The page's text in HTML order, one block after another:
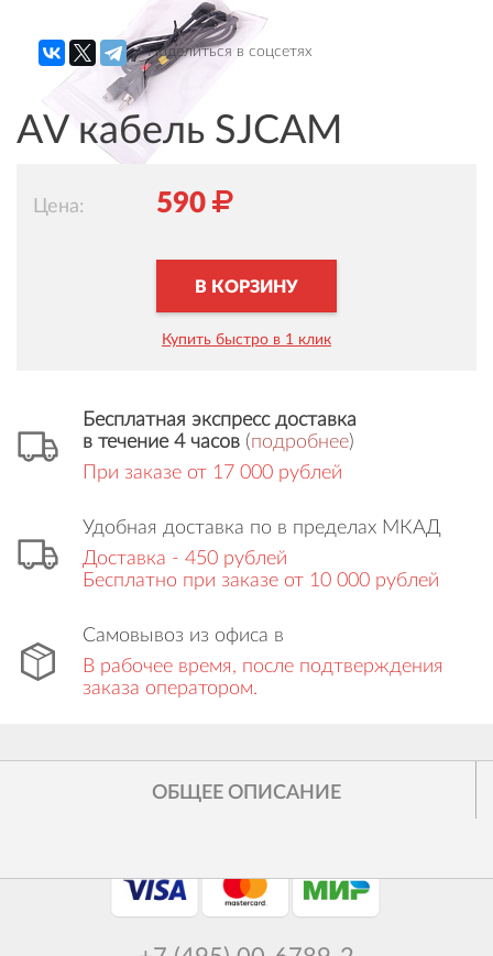
Поделиться в соцсетях
AV кабель SJCAM
Цена: 590
В КОРЗИНУ
Купить быстро в 1 клик
Бесплатная экспресс доставка
в течение 4 часов (подробнее)
При заказе от 17 000 рублей
Удобная доставка по в пределах МКАД
Доставка - 450 рублей
Бесплатно при заказе от 10 000 рублей
Самовывоз из офиса в
В рабочее время, после подтверждения
заказа оператором.
ОБЩЕЕ ОПИСАНИЕ
© SJCAM.ru 2014 - 2025